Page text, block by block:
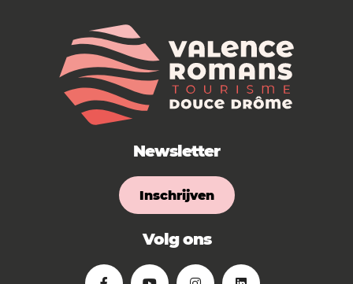
Newsletter
Inschrijven
Volg ons